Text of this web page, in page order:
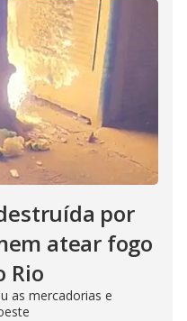
por
atear fogo
Rio
as mercadorias e